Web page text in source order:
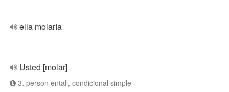
ella molaría
Usted [molar]
3. person entall, condicional simple